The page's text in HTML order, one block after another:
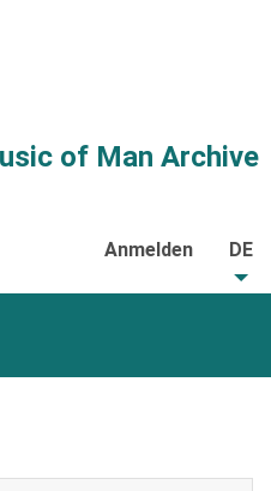
of Man Archive
Anmelden DE